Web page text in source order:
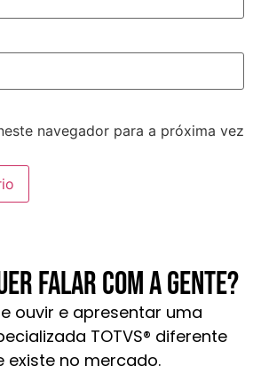
navegador para a próxima vez
falar com a gente?
ouvir e apresentar uma
TOTVS® diferente
existe no mercado.